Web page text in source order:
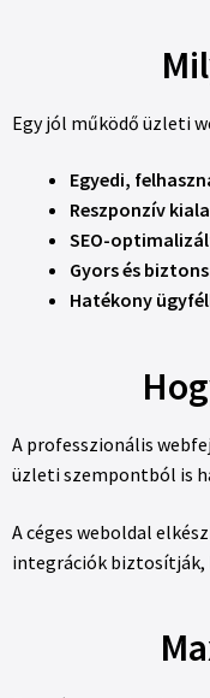
Egy jól működő üzleti
Egyedi,
Reszponzív
SEO-
Gyors és
Hatékony
A professzionális
üzleti szempontból is
A céges weboldal
integrációk biztosítják,